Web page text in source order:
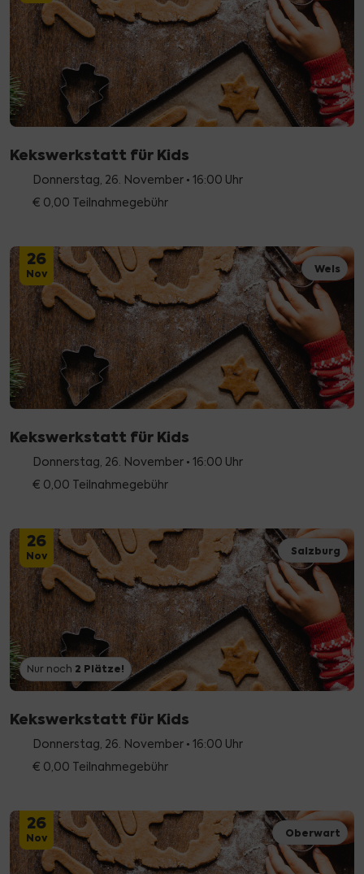
Kekswerkstatt für Kids
Donnerstag, 26. November • 16:00 Uhr
€ 0,00 Teilnahmegebühr
26
Nov Wels
Kekswerkstatt für Kids
Donnerstag, 26. November • 16:00 Uhr
€ 0,00 Teilnahmegebühr
26
Nov Salzburg
Nur noch 2 Plätze!
Kekswerkstatt für Kids
Donnerstag, 26. November • 16:00 Uhr
€ 0,00 Teilnahmegebühr
26
Nov Oberwart